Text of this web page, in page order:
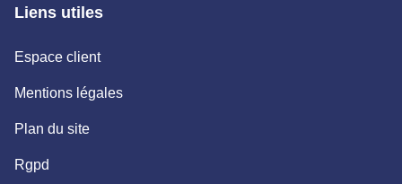
Liens utiles
Espace client
Mentions légales
Plan du site
Rgpd